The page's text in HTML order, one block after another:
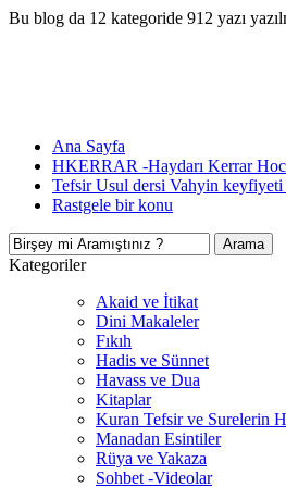
Bu blog da 12 kategoride 912 yazı
Ana Sayfa
HKERRAR -Haydarı Kerrar
Tefsir Usul dersi Vahyin keyfiyeti
Rastgele bir konu
Kategoriler
Akaid ve İtikat
Dini Makaleler
Fıkıh
Hadis ve Sünnet
Havass ve Dua
Kitaplar
Kuran Tefsir ve Surelerin
Manadan Esintiler
Rüya ve Yakaza
Sohbet -Videolar